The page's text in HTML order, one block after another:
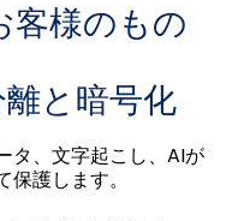
客様のもの
と暗号化
タ、文字起こし、AIが
護します。